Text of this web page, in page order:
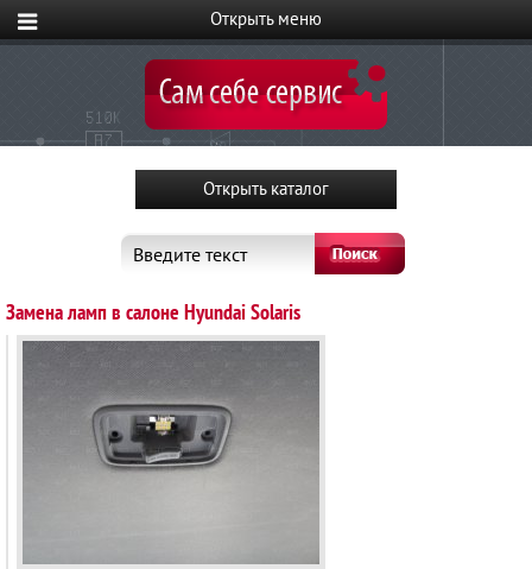
Введите текст
Замена ламп в салоне Hyundai Solaris